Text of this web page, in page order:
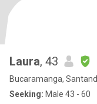
Laura, 43
Bucaramanga,
Seeking: Male 43 - 60